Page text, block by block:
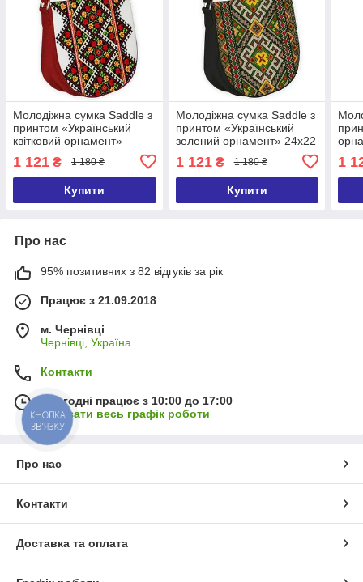
Молодіжна сумка Saddle з
принтом «Український
квітковий орнамент»
1 121 ₴ 1 180 ₴
Купити
Молодіжна сумка Saddle з
принтом «Український
зелений орнамент» 24х22
1 121₴ 1 180 ₴
Купити
1
Про нас
95% позитивних з 82 відгуків за рік
Працює з 21.09.2018
м. Чернівці
Чернівці, Україна
Контакти
Сьогодні працює з 10:00 до 17:00
Показати весь графік роботи
Про нас
Контакти
Доставка та оплата
КНОПКА
ЗВ'ЯЗКУ